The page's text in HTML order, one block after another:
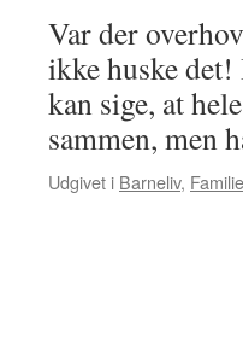
Var der
ikke huske
kan sige, at
sammen, men
Udgivet i Barneliv,